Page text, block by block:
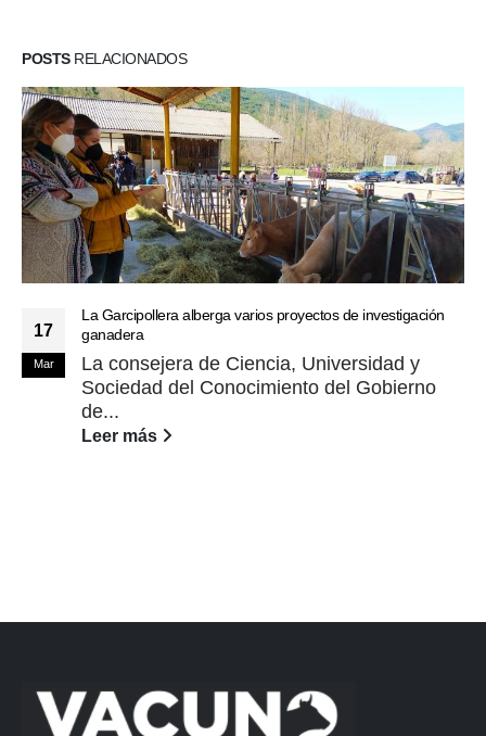
POSTSRELACIONADOS
17
Mar
La Garcipollera alberga varios proyectos de investigación
ganadera
La consejera de Ciencia, Universidad y
Sociedad del Conocimiento del Gobierno
de...
Leer más